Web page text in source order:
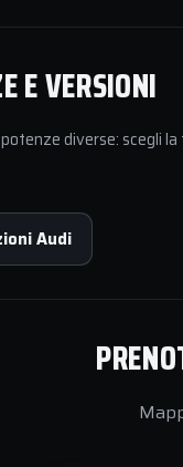
E VERSIONI
diverse: scegli
Audi